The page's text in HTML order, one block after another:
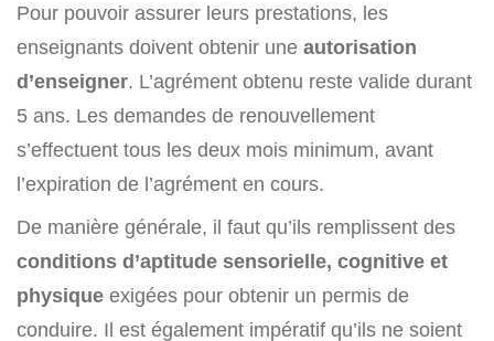
Pour pouvoir assurer leurs prestations, les
enseignants doivent obtenir une autorisation
d’enseigner. L’agrément obtenu reste valide durant
5 ans. Les demandes de renouvellement
s’effectuent tous les deux mois minimum, avant
l’expiration de l’agrément en cours.
De manière générale, il faut qu’ils remplissent des
conditions d’aptitude sensorielle, cognitive et
physique exigées pour obtenir un permis de
conduire. Il est également impératif qu’ils ne soient